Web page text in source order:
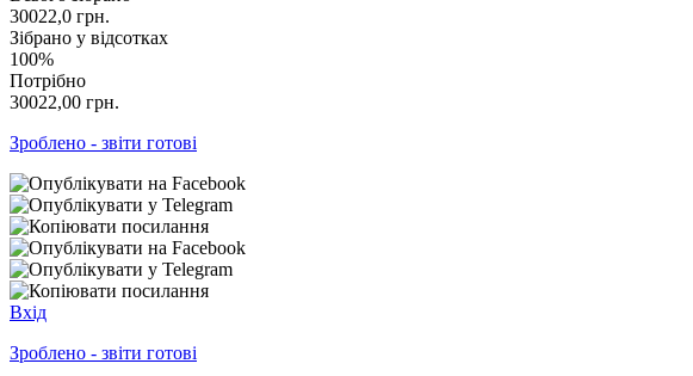
30022,0 грн.
Зібрано у відсотках
100%
Потрібно
30022,00 грн.
Зроблено - звіти готові
Вхід
Зроблено - звіти готові